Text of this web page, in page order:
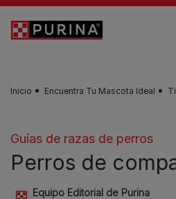
Skip to main content
Inicio Encuentra Tu Mascota Ideal
Guías de razas de perros
Perros de
Equipo Editorial de Purina